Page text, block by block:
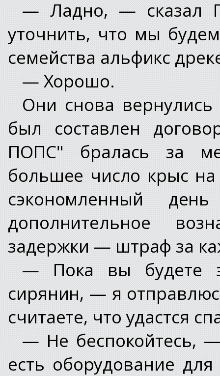
— Ладно, — сказал
уточнить, что мы
семейства альфикс
— Хорошо.
Они снова
был составлен
ПОПС" бралась за
большее число крыс
сэкономленный
дополнительное
задержки — штраф за
— Пока вы будете
сирянин, — я
считаете, что удастся
— Не беспокойтесь,
есть оборудование